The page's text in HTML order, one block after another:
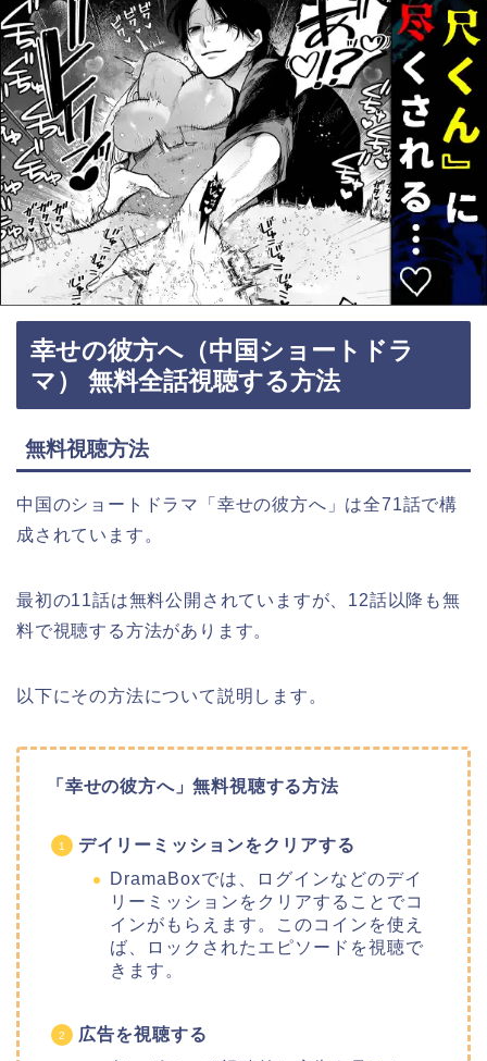
幸せの彼方へ（中国ショートドラ
マ） 無料全話視聴する方法
無料視聴方法
中国のショートドラマ「幸せの彼方へ」は全71話で構
成されています。
最初の11話は無料公開されていますが、12話以降も無
料で視聴する方法があります。
以下にその方法について説明します。
「幸せの彼方へ」無料視聴する方法
デイリーミッションをクリアする
DramaBoxでは、ログインなどのデイ
リーミッションをクリアすることでコ
インがもらえます。このコインを使え
ば、ロックされたエピソードを視聴で
きます。
広告を視聴する